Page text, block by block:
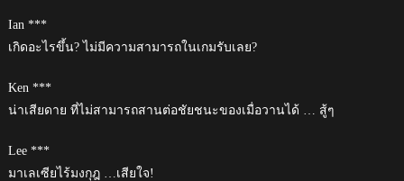
Ian ***
เกิดอะไรขึ้น? ไม่มีความสามารถในเกมรับเลย?
Ken ***
น่าเสียดาย ที่ไม่สามารถสานต่อชัยชนะของเมื่อวานได้ … สู้ๆ
Lee ***
มาเลเซียไร้มงกุฎ …เสียใจ!